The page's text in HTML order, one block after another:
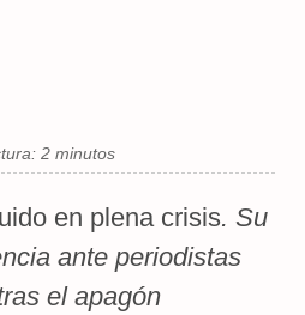
2 minutos
en plena crisis. Su
ante periodistas
el apagón